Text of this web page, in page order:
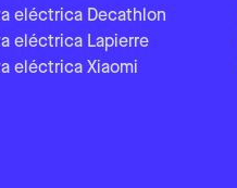
eléctrica Decathlon
eléctrica Lapierre
eléctrica Xiaomi